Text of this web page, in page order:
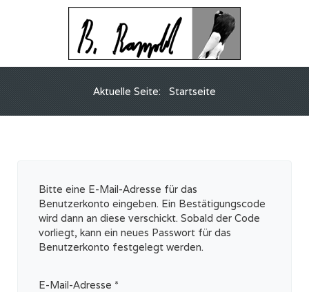
Aktuelle Seite: Startseite
Bitte eine E-Mail-Adresse für das
Benutzerkonto eingeben. Ein Bestätigungscode
wird dann an diese verschickt. Sobald der Code
vorliegt, kann ein neues Passwort für das
Benutzerkonto festgelegt werden.
E-Mail-Adresse *